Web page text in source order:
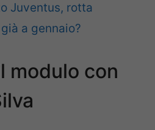
Juventus, rotta
a gennaio?
modulo con